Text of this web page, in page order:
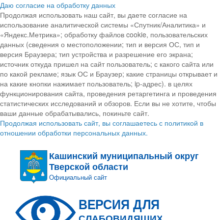
Даю согласие на обработку данных
Продолжая использовать наш сайт, вы даете согласие на
использование аналитической системы «Спутник/Аналитика» и
«Яндекс.Метрика»; обработку файлов cookie, пользовательских
данных (сведения о местоположении; тип и версия ОС, тип и
версия Браузера; тип устройства и разрешение его экрана;
источник откуда пришел на сайт пользователь; с какого сайта или
по какой рекламе; язык ОС и Браузер; какие страницы открывает и
на какие кнопки нажимает пользователь; ip-адрес). в целях
функционирования сайта, проведения ретаргетинга и проведения
статистических исследований и обзоров. Если вы не хотите, чтобы
ваши данные обрабатывались, покиньте сайт.
Продолжая использовать сайт, вы соглашаетесь с политикой в
отношении обработки персональных данных.